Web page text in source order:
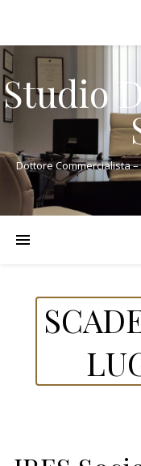
Studio
Dottore Commercialista